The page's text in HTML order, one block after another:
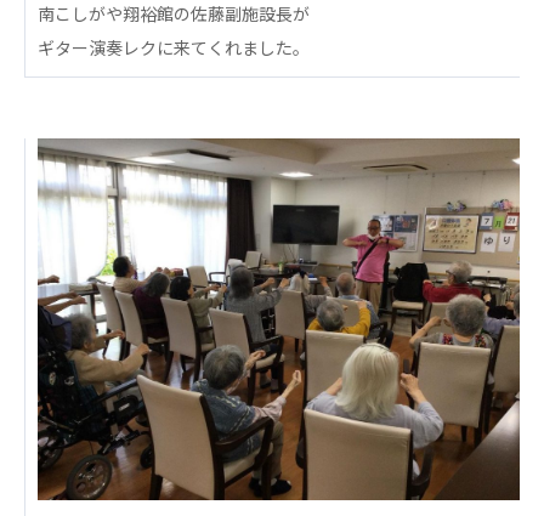
医療（共に生きる仲間達）
S-Labo（渋谷院）
医療法人社団 デンタルケアコミュニティ
フォレストデンタルクリニック
医療法人 共生会
松園病院介護医療院
松園第二病院
複合ケアセンターまつぞの
医療法人社団 鴻愛会
こうのす共生病院
OKP with Life クリニック
南こしがや翔裕館の佐藤副施設長が
ギター演奏レクに来てくれました。